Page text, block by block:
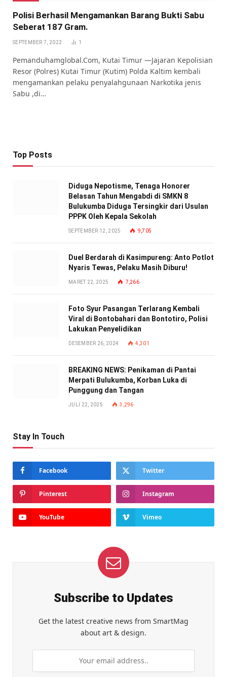
Polisi Berhasil Mengamankan Barang Bukti Sabu
Seberat 187 Gram.
SEPTEMBER 7, 2022 1
Pemanduhamglobal.Com, Kutai Timur —Jajaran Kepolisian
Resor (Polres) Kutai Timur (Kutim) Polda Kaltim kembali
mengamankan pelaku penyalahgunaan Narkotika jenis
Sabu ,di…
Top Posts
Diduga Nepotisme, Tenaga Honorer
Belasan Tahun Mengabdi di SMKN 8
Bulukumba Diduga Tersingkir dari Usulan
PPPK Oleh Kepala Sekolah
SEPTEMBER 12, 2025 9,705
Duel Berdarah di Kasimpureng: Anto Potlot
Nyaris Tewas, Pelaku Masih Diburu!
MARET 22, 2025 7,266
Foto Syur Pasangan Terlarang Kembali
Viral di Bontobahari dan Bontotiro, Polisi
Lakukan Penyelidikan
DESEMBER 26, 2024 4,301
BREAKING NEWS: Penikaman di Pantai
Merpati Bulukumba, Korban Luka di
Punggung dan Tangan
JULI 22, 2025 3,296
Stay In Touch
Facebook Twitter
Pinterest Instagram
YouTube Vimeo
Subscribe to Updates
Get the latest creative news from SmartMag
about art & design.